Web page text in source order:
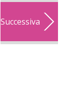
Successiva